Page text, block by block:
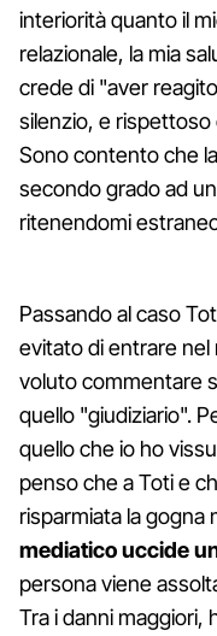
interiorità quanto il
relazionale, la mia
crede di "aver
silenzio, e rispettoso
Sono contento che
secondo grado ad
ritenendomi
Passando al caso
evitato di entrare nel
voluto commentare
quello "giudiziario".
quello che io ho
penso che a Toti e
risparmiata la gogna
mediatico uccide
persona viene
Tra i danni maggiori,